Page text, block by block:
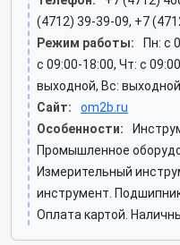
(4712) 39-39-09, +7
Режим работы:
Пн: c
c 09:00-18:00, Чт: c
выходной, Вс: выходной
Сайт:
om2b.ru
Особенности:
Промышленное
Измерительный
инструмент.
Оплата картой.